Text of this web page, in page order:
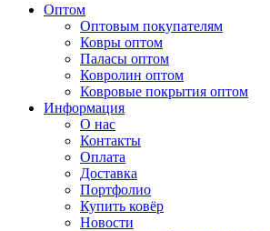
Оптом
Оптовым покупателям
Ковры оптом
Паласы оптом
Ковролин оптом
Ковровые покрытия оптом
Информация
О нас
Контакты
Оплата
Доставка
Портфолио
Купить ковёр
Новости